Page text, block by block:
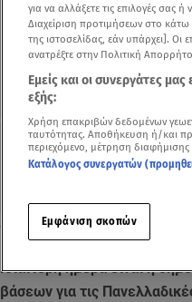
Δείτε
Δείτε το... αισιόδοξο insta story της
Ιδιαίτερη ημέρα είναι η
βάσεων για τις
για να αλλάξετε τις επιλογές
Διαχείριση προτιμήσεων στο
της ιστοσελίδας, εάν υπάρχει]. Οι
ανατρέξτε στην Πολιτική
Εμείς και οι συνεργάτες
εξής:
Χρήση επακριβών δεδομένων
ταυτότητας. Αποθήκευση ή/και
περιεχόμενο, μέτρηση
Κατάλογος συνεργατών
Εμφάνιση σκοπών